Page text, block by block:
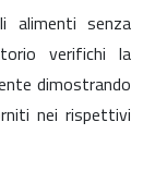
alimenti senza
verifichi la
dimostrando
nei rispettivi